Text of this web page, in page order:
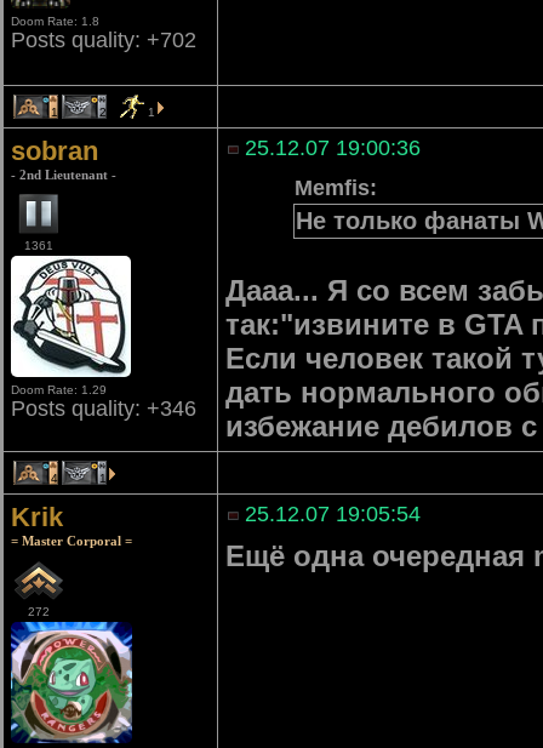
Doom Rate: 1.8
Posts quality: +702
1 2 1
sobran
- 2nd Lieutenant -
1361
Doom Rate: 1.29
Posts quality: +346
25.12.07 19:00:36
Memfis:
Не только фанаты
Дааа... Я со всем
так:"извините в GTA
Если человек такой
дать нормального
избежание дебилов
4 1
Krik
= Master Corporal =
272
25.12.07 19:05:54
Ещё одна очередная